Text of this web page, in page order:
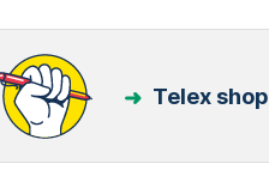
Telex shop